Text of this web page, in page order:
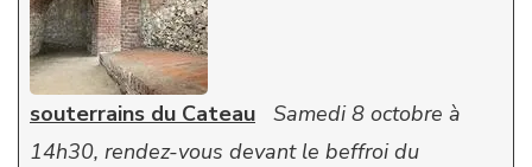
souterrains du Cateau
Samedi 8 octobre à
14h30, rendez-vous devant le beffroi du